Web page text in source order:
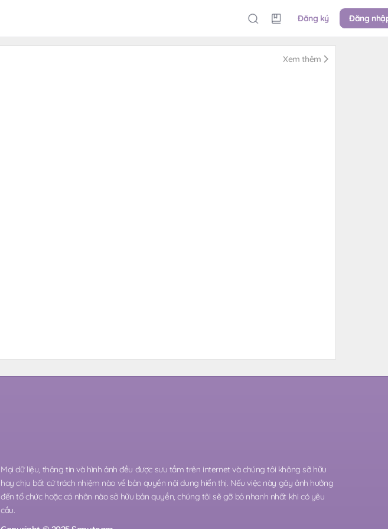
Đăng ký Đăng
Xem thêm
Mọi dữ liệu, thông tin và hình ảnh đều được sưu tầm trên internet và chúng tôi không sỡ hữu
hay chịu bất cứ trách nhiệm nào về bản quyền nội dung hiển thị. Nếu việc này gây ảnh hưởng
đến tổ chức hoặc cá nhân nào sở hữu bản quyền, chúng tôi sẽ gỡ bỏ nhanh nhất khi có yêu
cầu.